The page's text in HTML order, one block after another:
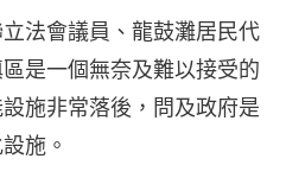
法會議員、龍鼓灘居民代
是一個無奈及難以接受的
施非常落後，問及政府是
施。